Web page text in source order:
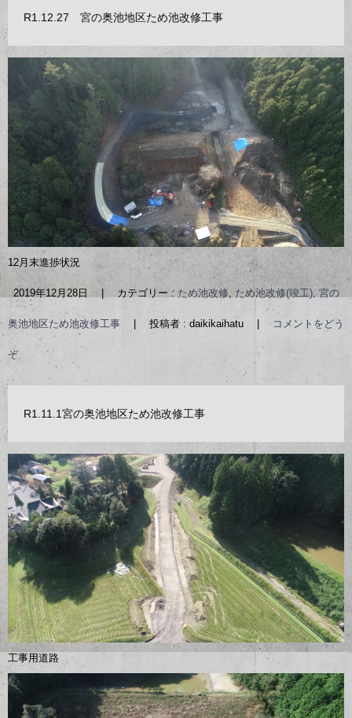
R1.12.27 宮の奥池地区ため池改修工事
12月末進捗状況
2019年12月28日 | カテゴリー : ため池改修, ため池改修(竣工), 宮の
奥池地区ため池改修工事 | 投稿者 : daikikaihatu | コメントをどう
ぞ
R1.11.1宮の奥池地区ため池改修工事
工事用道路